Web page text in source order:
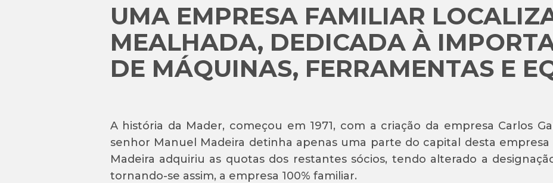
UMA EMPRESA FAMILIAR
MEALHADA, DEDICADA À
DE MÁQUINAS, FERRAMENTAS E
A história da Mader, começou em 1971, com a criação da empresa Carlos
senhor Manuel Madeira detinha apenas uma parte do capital desta empresa
Madeira adquiriu as quotas dos restantes sócios, tendo alterado a
tornando-se assim, a empresa 100% familiar.